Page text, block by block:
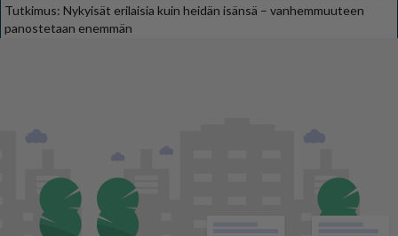
Tutkimus: Nykyisät erilaisia kuin heidän isänsä – vanhemmuuteen
panostetaan enemmän